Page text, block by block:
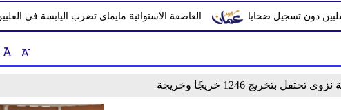
العاصفة الاستوائية مايماي تضرب اليابسة في
تحتفل بتخريج 1246 خريجًا وخريجة